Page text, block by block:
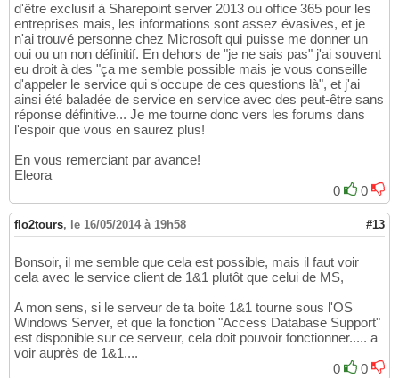
d'être exclusif à Sharepoint server 2013 ou office 365 pour les
entreprises mais, les informations sont assez évasives, et je
n'ai trouvé personne chez Microsoft qui puisse me donner un
oui ou un non définitif. En dehors de "je ne sais pas" j'ai souvent
eu droit à des "ça me semble possible mais je vous conseille
d'appeler le service qui s'occupe de ces questions là", et j'ai
ainsi été baladée de service en service avec des peut-être sans
réponse définitive... Je me tourne donc vers les forums dans
l'espoir que vous en saurez plus!
En vous remerciant par avance!
Eleora
0
0
flo2tours, le 16/05/2014 à 19h58 #13
Bonsoir, il me semble que cela est possible, mais il faut voir
cela avec le service client de 1&1 plutôt que celui de MS,
A mon sens, si le serveur de ta boite 1&1 tourne sous l'OS
Windows Server, et que la fonction "Access Database Support"
est disponible sur ce serveur, cela doit pouvoir fonctionner..... a
voir auprès de 1&1....
0
0